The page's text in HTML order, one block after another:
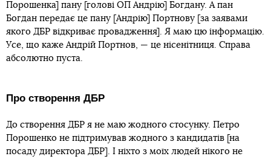
Порошенка] пану [голові ОП Андрію] Богдану. А пан
Богдан передає це пану [Андрію] Портнову [за заявами
якого ДБР відкриває провадження]. Я маю цю інформацію.
Усе, що каже Андрій Портнов, — це нісенітниця. Справа
абсолютно пуста.
Про створення ДБР
До створення ДБР я не маю жодного стосунку. Петро
Порошенко не підтримував жодного з кандидатів [на
посаду директора ДБР]. І ніхто з моїх людей нікого не